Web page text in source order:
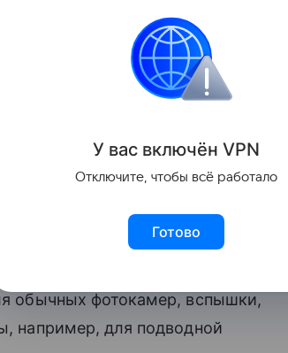
почти на 7,5 миллиона
года, и лишь на 2% меньше,
и детали для них — 2,6
моментальной печати.
обычных фотокамер, вспышки,
например, для подводной
У вас включён VPN
Отключите, чтобы всё работало
Готово